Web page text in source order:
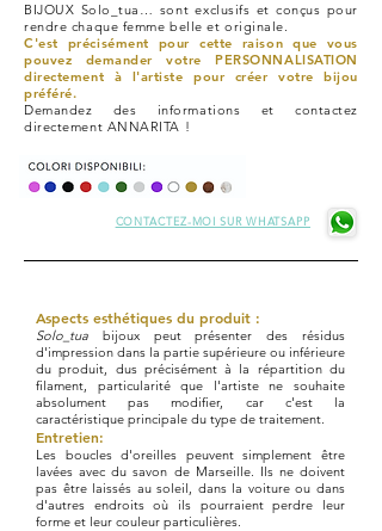
BIJOUX Solo_tua… sont exclusifs et conçus pour
rendre chaque femme belle et originale.
C'est précisément pour cette raison que vous
pouvez demander votre PERSONNALISATION
directement à l'artiste pour créer votre bijou
préféré.
Demandez des informations et contactez
directement ANNARITA !
CONTACTEZ-MOI SUR WHATSAPP
Aspects esthétiques du produit :
Solo_tua bijoux peut présenter des résidus
d'impression dans la partie supérieure ou inférieure
du produit, dus précisément à la répartition du
filament, particularité que l'artiste ne souhaite
absolument pas modifier, car c'est la
caractéristique principale du type de traitement.
Entretien:
Les boucles d'oreilles peuvent simplement être
lavées avec du savon de Marseille. Ils ne doivent
pas être laissés au soleil, dans la voiture ou dans
d'autres endroits où ils pourraient perdre leur
forme et leur couleur particulières.